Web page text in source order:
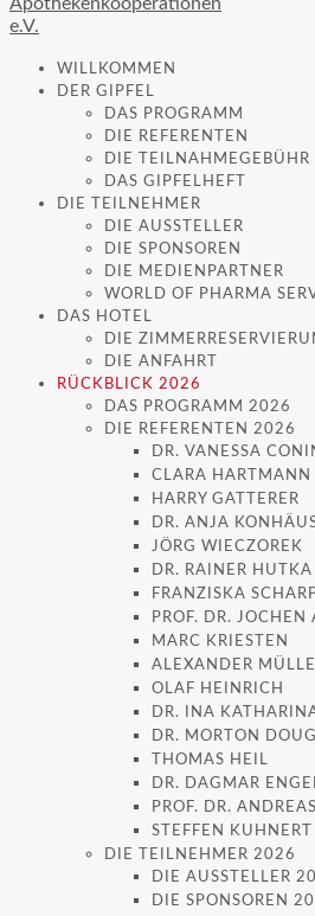
WILLKOMMEN
DER GIPFEL
DAS PROGRAMM
DIE REFERENTEN
DIE TEILNAHMEGEBÜHR
DAS GIPFELHEFT
DIE TEILNEHMER
DIE AUSSTELLER
DIE SPONSOREN
DIE MEDIENPARTNER
WORLD OF PHARMA
DAS HOTEL
DIE
DIE ANFAHRT
RÜCKBLICK 2026
DAS PROGRAMM 2026
DIE REFERENTEN 2026
DR. VANESSA
CLARA HARTMANN
HARRY GATTERER
DR. ANJA
JÖRG WIECZOREK
DR. RAINER HUTKA
FRANZISKA
PROF. DR. JOCHEN
MARC KRIESTEN
ALEXANDER
OLAF HEINRICH
DR. INA
DR. MORTON
THOMAS HEIL
DR. DAGMAR
PROF. DR.
STEFFEN KUHNERT
DIE TEILNEHMER 2026
DIE AUSSTELLER
DIE SPONSOREN